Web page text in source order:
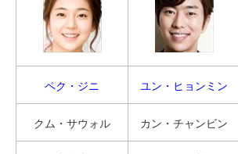
ペク・ジニ ユン・ヒョンミン
クム・サウォル カン・チャンビン